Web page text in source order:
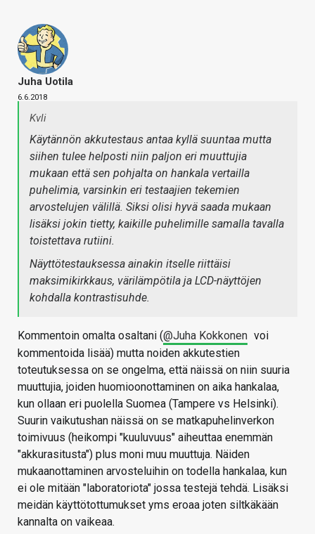
Juha Uotila
6.6.2018
Kvli
Käytännön akkutestaus antaa kyllä suuntaa mutta
siihen tulee helposti niin paljon eri muuttujia
mukaan että sen pohjalta on hankala vertailla
puhelimia, varsinkin eri testaajien tekemien
arvostelujen välillä. Siksi olisi hyvä saada mukaan
lisäksi jokin tietty, kaikille puhelimille samalla tavalla
toistettava rutiini.
Näyttötestauksessa ainakin itselle riittäisi
maksimikirkkaus, värilämpötila ja LCD-näyttöjen
kohdalla kontrastisuhde.
Kommentoin omalta osaltani (@Juha Kokkonen voi
kommentoida lisää) mutta noiden akkutestien
toteutuksessa on se ongelma, että näissä on niin suuria
muuttujia, joiden huomioonottaminen on aika hankalaa,
kun ollaan eri puolella Suomea (Tampere vs Helsinki).
Suurin vaikutushan näissä on se matkapuhelinverkon
toimivuus (heikompi "kuuluvuus" aiheuttaa enemmän
"akkurasitusta") plus moni muu muuttuja. Näiden
mukaanottaminen arvosteluihin on todella hankalaa, kun
ei ole mitään "laboratoriota" jossa testejä tehdä. Lisäksi
meidän käyttötottumukset yms eroaa joten siltkäkään
kannalta on vaikeaa.